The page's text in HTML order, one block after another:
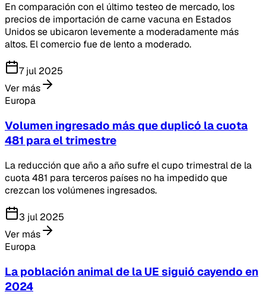
En comparación con el último testeo de mercado, los
precios de importación de carne vacuna en Estados
Unidos se ubicaron levemente a moderadamente más
altos. El comercio fue de lento a moderado.
7 jul 2025
Ver más
Europa
Volumen ingresado más que duplicó la cuota
481 para el trimestre
La reducción que año a año sufre el cupo trimestral de la
cuota 481 para terceros países no ha impedido que
crezcan los volúmenes ingresados.
3 jul 2025
Ver más
Europa
La población animal de la UE siguió cayendo en
2024